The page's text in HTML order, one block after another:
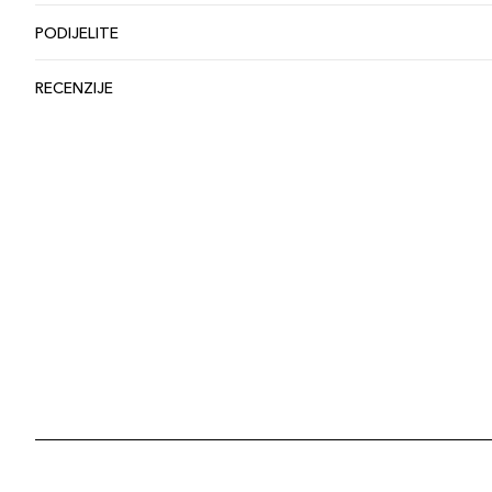
PODIJELITE
RECENZIJE